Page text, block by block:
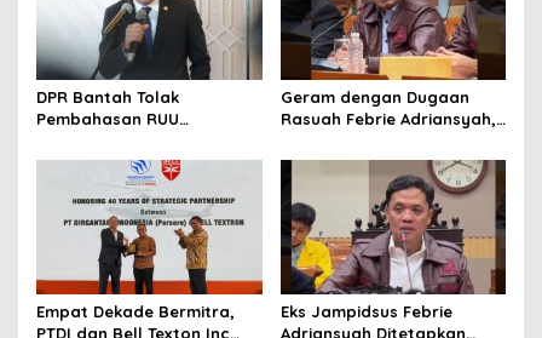
DPR Bantah Tolak
Pembahasan RUU
Geram dengan Dugaan
Rasuah Febrie Adriansyah,
Jampidsus Dihukum Mati
Empat Dekade Bermitra,
PTDI dan Bell Texton Inc
Eks Jampidsus Febrie
Adriansyah Ditetapkan